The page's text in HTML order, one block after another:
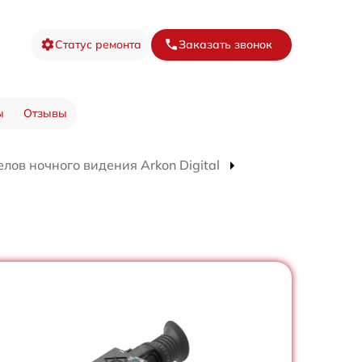
Статус ремонта Заказать звонок
Отзывы
ночного видения Arkon Digital